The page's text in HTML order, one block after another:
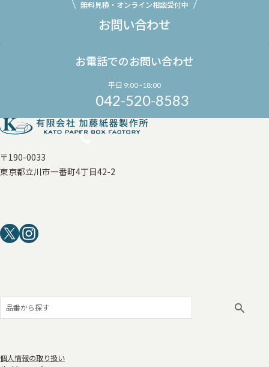
無料見積・オンライン相談受付中
お問い合わせ
お電話でのお問い合わせ
平日 9:00~18:00
042-520-8583
〒190-0033
東京都立川市一番町4丁目42-2
個人情報の取り扱い